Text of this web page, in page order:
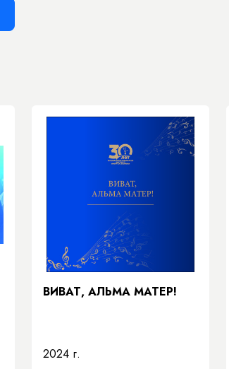
ВИВАТ, АЛЬМА МАТЕР!
2024 г.